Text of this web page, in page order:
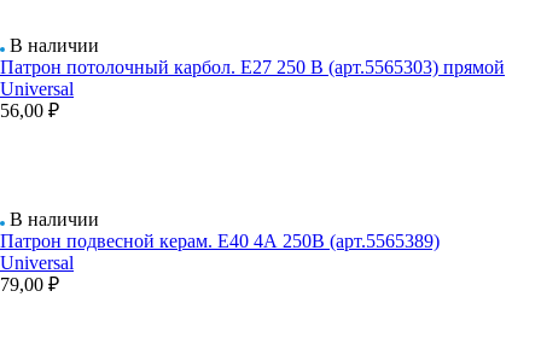
В наличии
Патрон потолочный карбол. Е27 250 В (арт.5565303) прямой
Universal
56,00 ₽
В наличии
Патрон подвесной керам. Е40 4А 250В (арт.5565389)
Universal
79,00 ₽